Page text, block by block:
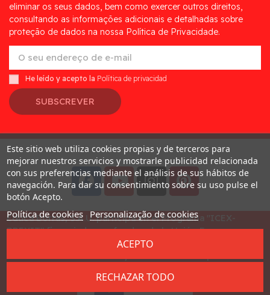
eliminar os seus dados, bem como exercer outros direitos,
consultando as informações adicionais e detalhadas sobre
proteção de dados na nossa Política de Privacidade.
He leído y acepto la Política de privacidad
SUBSCREVER
Desarrollado porAddis
Educa Borras, S.A.U. participa en el Programa "ICEX-
BREXIT" financiado por fondos de la Unión Europea, para
mitigar las consecuencias adversas de la retirada del
Este sitio web utiliza cookies propias y de terceros para
mejorar nuestros servicios y mostrarle publicidad relacionada
con sus preferencias mediante el análisis de sus hábitos de
navegación. Para dar su consentimiento sobre su uso pulse el
botón Acepto.
Política de cookies Personalização de cookies
RECHAZAR TODO
ACEPTO